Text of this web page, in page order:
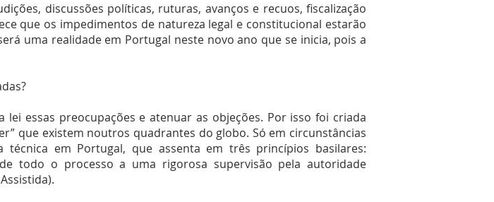
discussões políticas, ruturas, avanços e recuos, fiscalização
que os impedimentos de natureza legal e constitucional estarão
uma realidade em Portugal neste novo ano que se inicia, pois a
essas preocupações e atenuar as objeções. Por isso foi criada
que existem noutros quadrantes do globo. Só em circunstâncias
em Portugal, que assenta em três princípios basilares:
todo o processo a uma rigorosa supervisão pela autoridade